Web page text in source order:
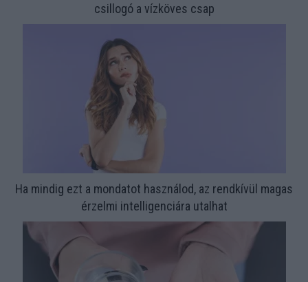
csillogó a vízköves csap
Ha mindig ezt a mondatot használod, az rendkívül magas
érzelmi intelligenciára utalhat